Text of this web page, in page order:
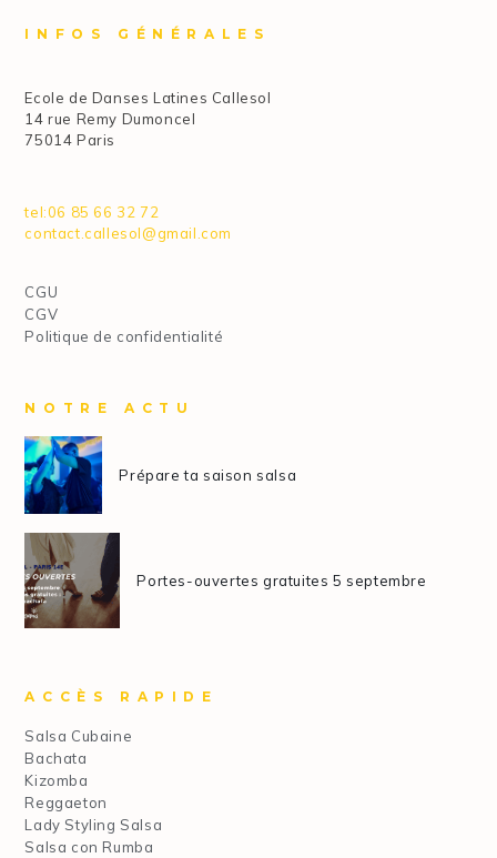
INFOS GÉNÉRALES
Ecole de Danses Latines Callesol
14 rue Remy Dumoncel
75014 Paris
tel:06 85 66 32 72
contact.callesol@gmail.com
CGU
CGV
Politique de confidentialité
NOTRE ACTU
Prépare ta saison salsa
Portes-ouvertes gratuites 5 septembre
ACCÈS RAPIDE
Salsa Cubaine
Bachata
Kizomba
Reggaeton
Lady Styling Salsa
Salsa con Rumba